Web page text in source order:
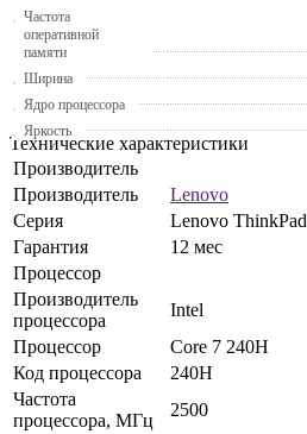
Частота
оперативной
памяти
Ширина
Ядро процессора
Яркость
Технические характеристики
Производитель
Производитель
Lenovo
Серия
Lenovo ThinkPad
Гарантия
12 мес
Процессор
Производитель
процессора
Intel
Процессор
Core 7 240H
Код процессора
240H
Частота
процессора, МГц
2500